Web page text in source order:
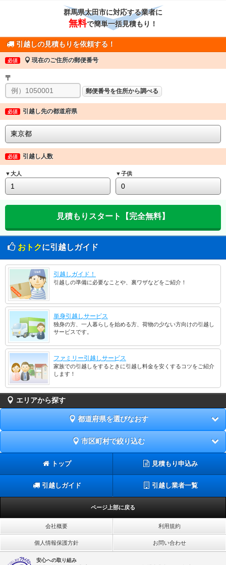
群馬県太田市に対応する業者に
無料で簡単一括見積もり！
引越しの見積もりを依頼する！
必須 現在のご住所の郵便番号
〒
郵便番号を住所から調べる
必須 引越し先の都道府県
必須 引越し人数
▼大人 ▼子供
おトクに引越しガイド
引越しガイド！
引越しの準備に必要なことや、裏ワザなどをご紹介！
単身引越しサービス
独身の方、一人暮らしを始める方、荷物の少ない方向けの引越し
サービスです。
ファミリー引越しサービス
家族での引越しをするときに引越し料金を安くするコツをご紹介
します！
エリアから探す
都道府県を選びなおす
市区町村で絞り込む
トップ 見積もり申込み
引越しガイド 引越し業者一覧
ページ上部に戻る
会社概要 利用規約
個人情報保護方針 お問い合わせ
安心への取り組み